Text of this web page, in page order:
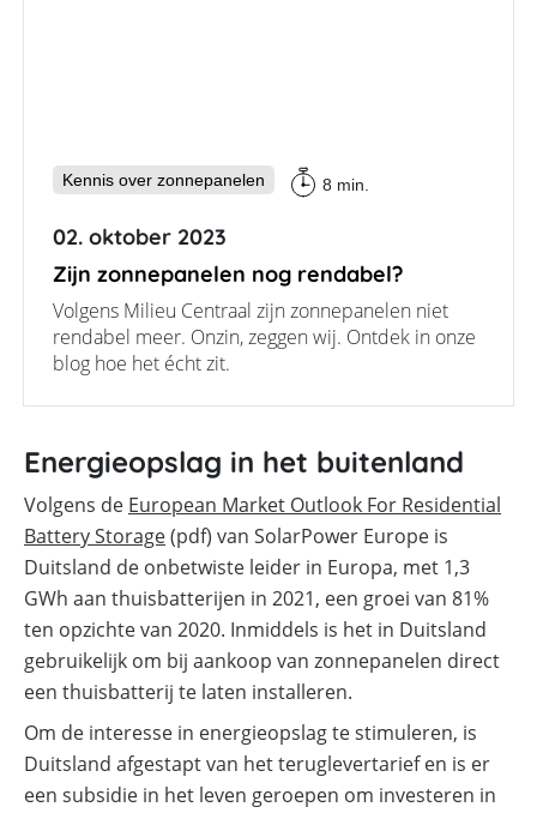
Kennis over zonnepanelen 8 min.
02. oktober 2023
Zijn zonnepanelen nog rendabel?
Volgens Milieu Centraal zijn zonnepanelen niet
rendabel meer. Onzin, zeggen wij. Ontdek in onze
blog hoe het écht zit.
Energieopslag in het buitenland
Volgens de European Market Outlook For Residential
Battery Storage(pdf) van SolarPower Europe is
Duitsland de onbetwiste leider in Europa, met 1,3
GWh aan thuisbatterijen in 2021, een groei van 81%
ten opzichte van 2020. Inmiddels is het in Duitsland
gebruikelijk om bij aankoop van zonnepanelen direct
een thuisbatterij te laten installeren.
Om de interesse in energieopslag te stimuleren, is
Duitsland afgestapt van het teruglevertarief en is er
een subsidie in het leven geroepen om investeren in